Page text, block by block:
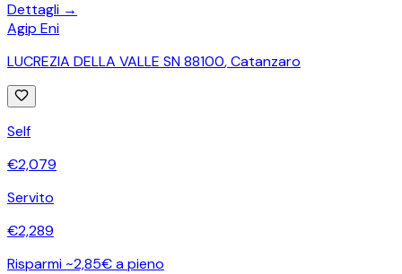
Dettagli →
Agip Eni
LUCREZIA DELLA VALLE SN 88100,Catanzaro
Self
€2,079
Servito
€2,289
Risparmi ~2,85€ a pieno